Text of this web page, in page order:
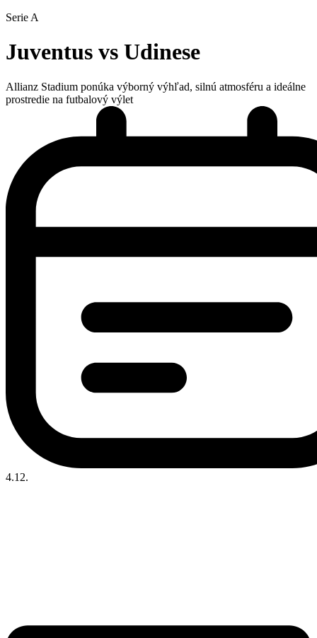
Serie A
Juventus vs Udinese
Allianz Stadium ponúka výborný výhľad, silnú atmosféru a ideálne
prostredie na futbalový výlet
4.12.